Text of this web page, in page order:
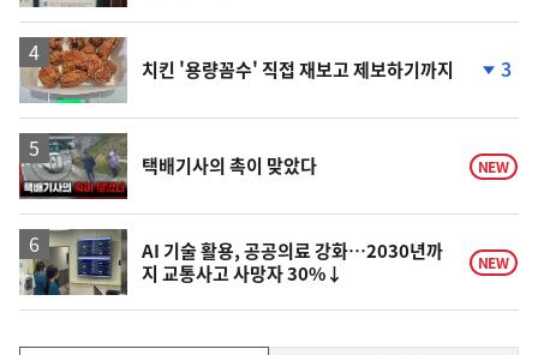
치킨 '용량꼼수' 직접 재보고 제보하기까지
계
락
3
영
상
택배기사의 촉이 맞았다 NEW
AI 기술 활용, 공공의료 강화…2030년까
지 교통사고 사망자 30%↓
NEW